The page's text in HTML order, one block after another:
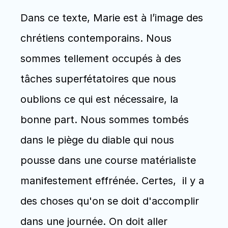
Dans ce texte, Marie est à l’image des
chrétiens contemporains. Nous
sommes tellement occupés à des
tâches superfétatoires que nous
oublions ce qui est nécessaire, la
bonne part. Nous sommes tombés
dans le piège du diable qui nous
pousse dans une course matérialiste
manifestement effrénée. Certes,  il y a
des choses qu'on se doit d'accomplir
dans une journée. On doit aller